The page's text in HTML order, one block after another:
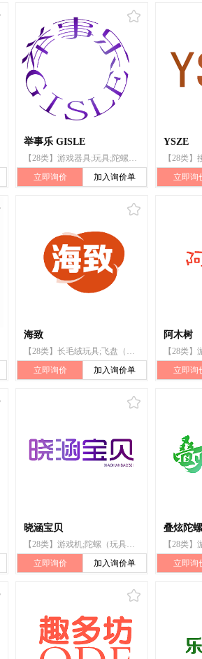
举事乐 GISLE
【28类】游戏器具;玩具;陀螺（玩具）;射箭用器具;象棋;体育活动用球;锻炼身体器械;钓鱼线;钓鱼用具;羽毛球
立即询价
加入询价单
YSZE
立即询
海致
【28类】长毛绒玩具;飞盘（玩具）;积木（玩具）;玩具熊;陀螺（玩具）;玩具娃娃;填充玩具;婴儿玩具;儿童游戏屋;拼图玩具
立即询价
加入询价单
阿木树
立即询
晓涵宝贝
【28类】游戏机;陀螺（玩具）;国际象棋;羽毛球;锻炼身体器械;滑雪板;拳击手套;圣诞树架;钓鱼用具;遥控玩具汽车
立即询价
加入询价单
叠炫陀螺
立即询